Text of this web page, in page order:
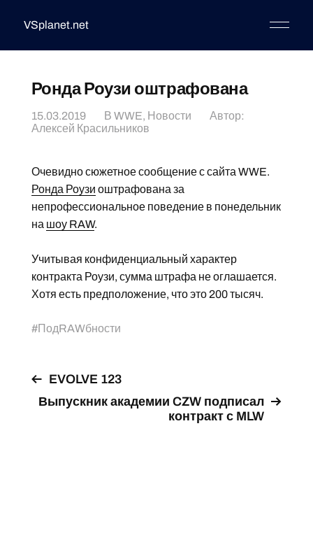
VSplanet.net
Ронда Роузи оштрафована
15.03.2019 В WWE, Новости
Автор:
Алексей Красильников
Очевидно сюжетное сообщение с сайта WWE.
Ронда Роузи оштрафована за
непрофессиональное поведение в понедельник
на шоу RAW.
Учитывая конфиденциальный характер
контракта Роузи, сумма штрафа не оглашается.
Хотя есть предположение, что это 200 тысяч.
#ПодRAWбности
EVOLVE 123
Выпускник академии CZW подписал
контракт с MLW